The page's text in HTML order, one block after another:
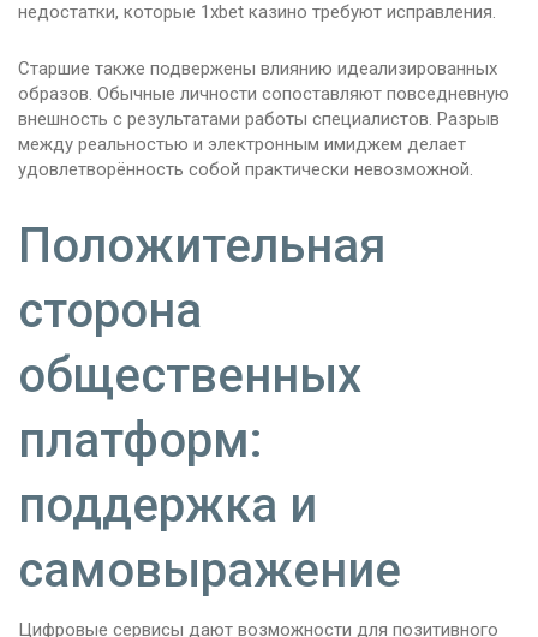
недостатки, которые 1xbet казино требуют исправления.
Старшие также подвержены влиянию идеализированных
образов. Обычные личности сопоставляют повседневную
внешность с результатами работы специалистов. Разрыв
между реальностью и электронным имиджем делает
удовлетворённость собой практически невозможной.
Положительная
сторона
общественных
платформ:
поддержка и
самовыражение
Цифровые сервисы дают возможности для позитивного